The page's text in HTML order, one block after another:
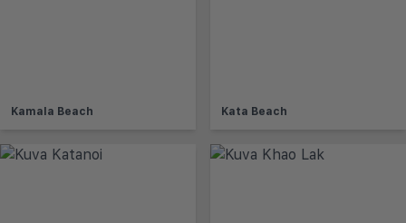
Kamala Beach Kata Beach